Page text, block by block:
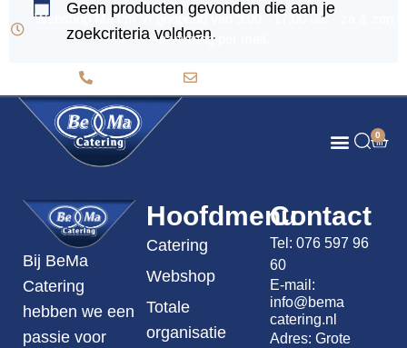
Webshop Ma t/m Vr geopend van 9:00 - 17:00 uur - za & zon
aanvraag per mail.
0
Geen producten gevonden die aan je
zoekcriteria voldoen.
Bij BeMa
Catering
hebben we een
passie voor
Hoofdmenu
Catering
Webshop
Totale
organisatie
Contact
Tel: 076 597 96
60
E-mail:
info@bema
catering.nl
Adres: Grote